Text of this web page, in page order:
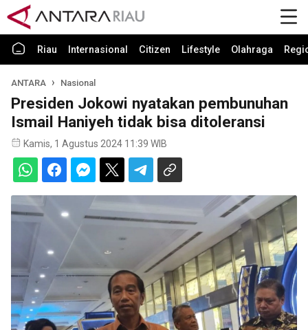
Riau Internasional Citizen Lifestyle Olahraga
ANTARA Nasional
Presiden Jokowi nyatakan pembunuhan
Ismail Haniyeh tidak bisa ditoleransi
Kamis, 1 Agustus 2024 11:39 WIB